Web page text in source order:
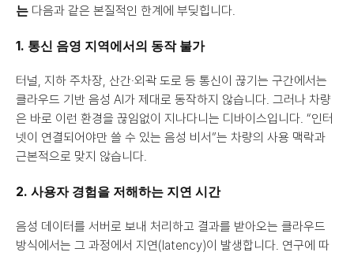
는 다음과 같은 본질적인 한계에 부딪힙니다.
1. 통신 음영 지역에서의 동작 불가
터널, 지하 주차장, 산간·외곽 도로 등 통신이 끊기는 구간에서는
클라우드 기반 음성 AI가 제대로 동작하지 않습니다. 그러나 차량
은 바로 이런 환경을 끊임없이 지나다니는 디바이스입니다. “인터
넷이 연결되어야만 쓸 수 있는 음성 비서”는 차량의 사용 맥락과
근본적으로 맞지 않습니다.
2. 사용자 경험을 저해하는 지연 시간
음성 데이터를 서버로 보내 처리하고 결과를 받아오는 클라우드
방식에서는 그 과정에서 지연(latency)이 발생합니다. 연구에 따